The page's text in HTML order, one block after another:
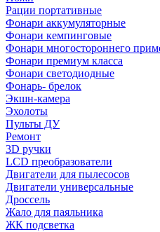
Рации портативные
Фонари аккумуляторные
Фонари кемпинговые
Фонари многостороннего
Фонари премиум класса
Фонари светодиодные
Фонарь- брелок
Экшн-камера
Эхолоты
Пульты ДУ
Ремонт
3D ручки
LCD преобразователи
Двигатели для пылесосов
Двигатели универсальные
Дроссель
Жало для паяльника
ЖК подсветка